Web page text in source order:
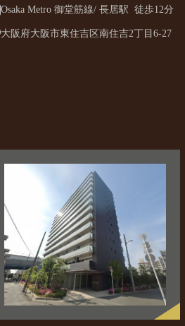
Osaka Metro 御堂筋線/ 長居駅 徒歩12分
大阪府大阪市東住吉区南住吉2丁目6-27